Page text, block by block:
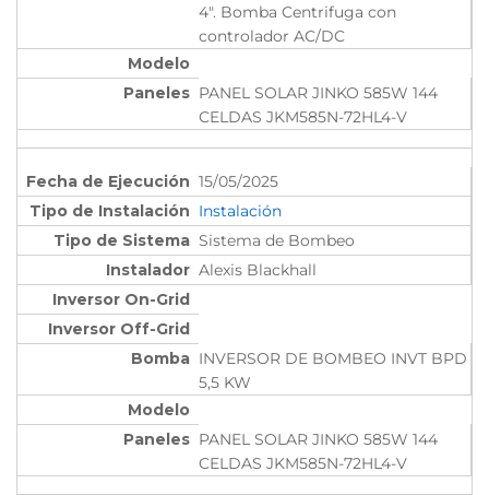
4". Bomba Centrifuga con
controlador AC/DC
PANEL SOLAR JINKO 585W 144
CELDAS JKM585N-72HL4-V
15/05/2025
Instalación
Sistema de Bombeo
Alexis Blackhall
INVERSOR DE BOMBEO INVT BPD
5,5 KW
PANEL SOLAR JINKO 585W 144
CELDAS JKM585N-72HL4-V